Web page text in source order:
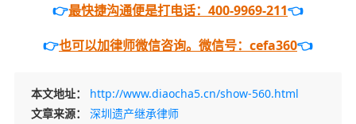
👉最快捷沟通便是打电话：400-9969-211👈
👉也可以加律师微信咨询。微信号：cefa360👈
本文地址：
http://www.diaocha5.cn/show-560.html
文章来源：
深圳遗产继承律师